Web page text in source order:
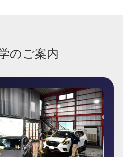
のご案内